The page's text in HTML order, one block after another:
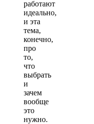
работают
идеально,
и эта
тема,
конечно,
про
то,
что
выбрать
и
зачем
вообще
это
нужно.